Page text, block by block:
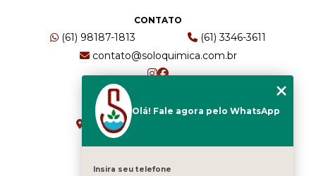
CONTATO
(61) 98187-1813
(61) 3346-3611
contato@soloquimica.com.br
ENDEREÇO
CRS 511 Sul, Bl B, Sl 49 - Asa Sul
Brasília - DF - CEP: 70361-520
Olá! Fale agora pelo WhatsApp
Insira seu telefone